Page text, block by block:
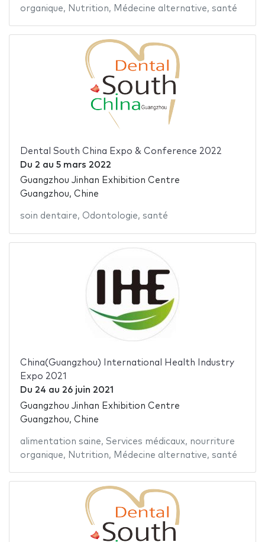
organique, Nutrition, Médecine alternative, santé
Dental South China Expo & Conference 2022
Du 2 au 5 mars 2022
Guangzhou Jinhan Exhibition Centre
Guangzhou, Chine
soin dentaire, Odontologie, santé
China(Guangzhou) International Health Industry
Expo 2021
Du 24 au 26 juin 2021
Guangzhou Jinhan Exhibition Centre
Guangzhou, Chine
alimentation saine, Services médicaux, nourriture
organique, Nutrition, Médecine alternative, santé